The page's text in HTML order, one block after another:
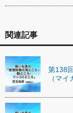
関連記事
第138
（マイ